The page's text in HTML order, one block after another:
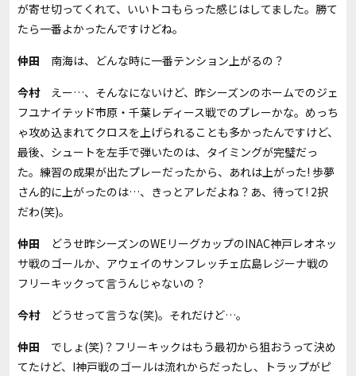
が寄せ切ってくれて、いいトコもらった感じはしてました。勝て
たら一番よかったんですけどね。
仲田 南海は、どんな時に一番テンション上がるの？
今村えー…、そんなにないけど、昨シーズンのホームでのジェ
フユナイテッド市原・千葉レディース戦でのプレーかな。めっち
ゃ攻め込まれてクロスを上げられることも多かったんですけど、
最後、シュートを左手で弾いたのは、タイミングが完璧だっ
た。練習の成果が出たプレーだったから、あれは上がった! 歩夢
さん的に上がったのは…、きっとアレだよね？あ、待って! 2択
だわ(笑)。
仲田 どうせ昨シーズンのWEリーグカップのINAC神戸レオネッ
サ戦のゴールか、アウェイのサンフレッチェ広島レジーナ戦の
フリーキックって言うんじゃないの？
今村どうせって言うな(笑)。それだけど…。
仲田 でしょ(笑)？フリーキックはもう最初から狙おうって決め
てたけど、I神戸戦のゴールは流れからだったし、トラップがピ